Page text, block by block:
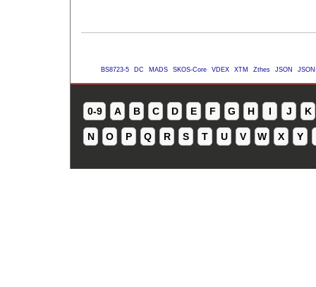
BS8723-5 DC MADS SKOS-Core VDEX XTM Zthes JSON
0-9 A B C D E F G H I J K
N O P Q R S T U V W X Y